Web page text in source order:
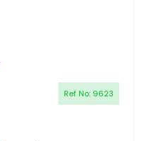
Ref No: 9623